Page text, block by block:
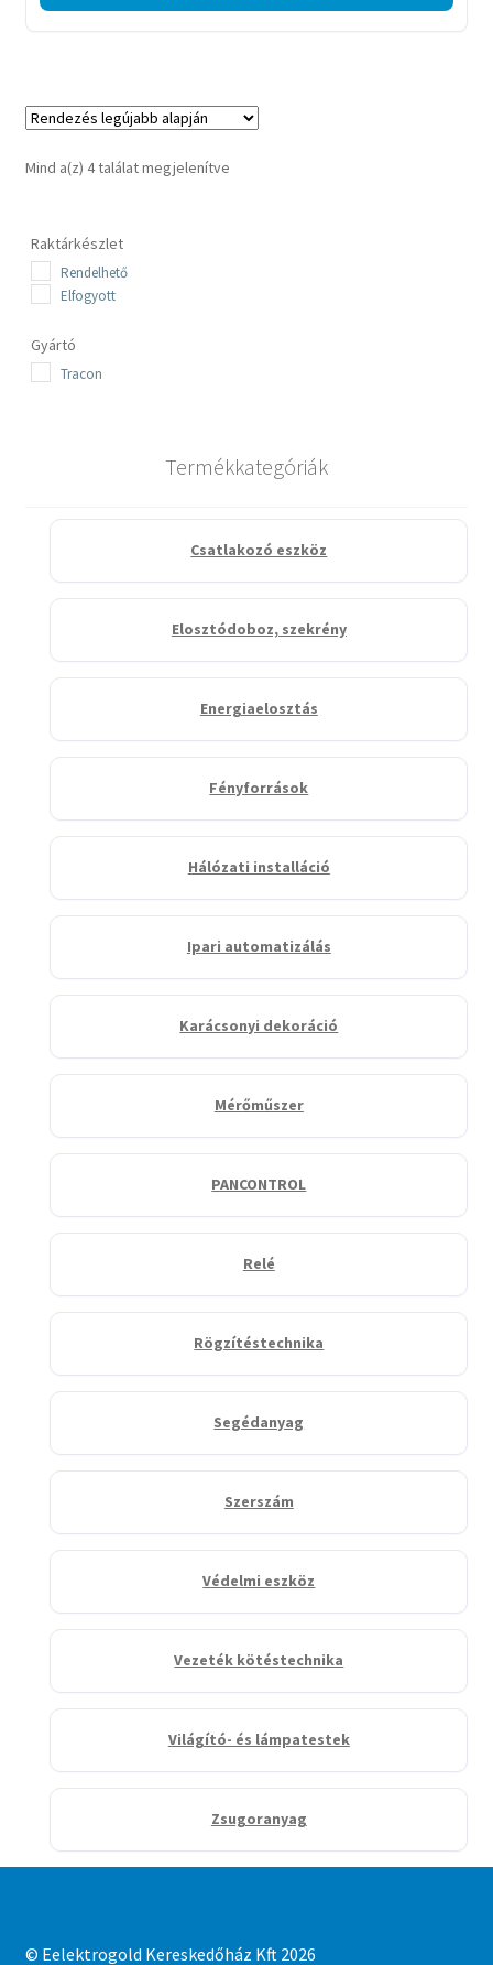
Mind a(z) 4 találat megjelenítveSorted
Raktárkészlet
Rendelhető
Elfogyott
Gyártó
Tracon
Termékkategóriák
Csatlakozó eszköz
Elosztódoboz, szekrény
Energiaelosztás
Fényforrások
Hálózati installáció
Ipari automatizálás
Karácsonyi dekoráció
Mérőműszer
PANCONTROL
Relé
Rögzítéstechnika
Segédanyag
Szerszám
Védelmi eszköz
Vezeték kötéstechnika
Világító- és lámpatestek
Zsugoranyag
© Eelektrogold Kereskedőház Kft 2026